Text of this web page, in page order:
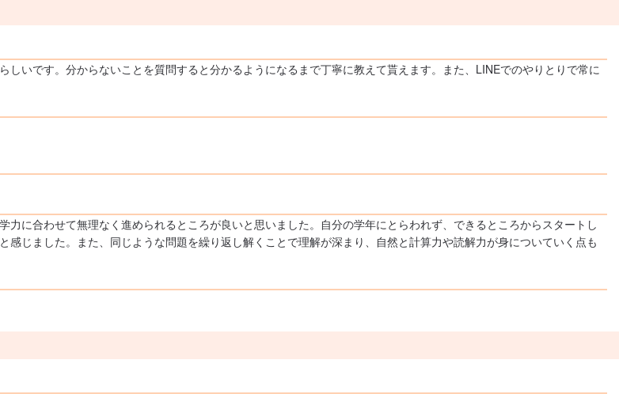
いです。分からないことを質問すると分かるようになるまで丁寧に教えて貰えます。また、LINEでのやりとりで常に
に合わせて無理なく進められるところが良いと思いました。自分の学年にとらわれず、できるところからスタートし
じました。また、同じような問題を繰り返し解くことで理解が深まり、自然と計算力や読解力が身についていく点も